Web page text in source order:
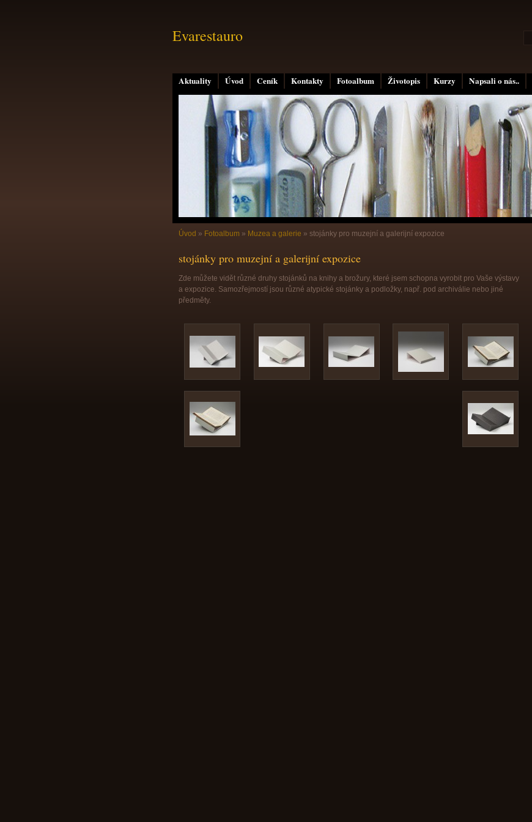
Aktuality Úvod Ceník Kontakty Fotoalbum Životopis Kurzy Napsali o nás..
Evarestauro
Úvod » Fotoalbum » Muzea a galerie » stojánky pro muzejní a galerijní expozice
stojánky pro muzejní a galerijní expozice
Zde můžete vidět různé druhy stojánků na knihy a brožury, které jsem schopna vyrobit pro Vaše výstavy
a expozice. Samozřejmostí jsou různé atypické stojánky a podložky, např. pod archiválie nebo jiné
předměty.